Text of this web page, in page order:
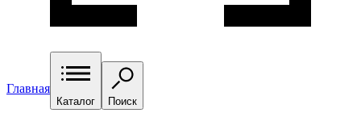
Главная
Каталог Поиск